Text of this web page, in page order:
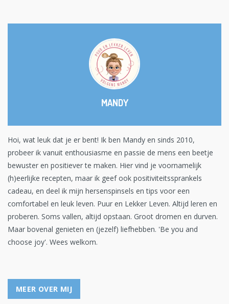
MANDY
Hoi, wat leuk dat je er bent! Ik ben Mandy en sinds 2010,
probeer ik vanuit enthousiasme en passie de mens een beetje
bewuster en positiever te maken. Hier vind je voornamelijk
(h)eerlijke recepten, maar ik geef ook positiviteitssprankels
cadeau, en deel ik mijn hersenspinsels en tips voor een
comfortabel en leuk leven. Puur en Lekker Leven. Altijd leren en
proberen. Soms vallen, altijd opstaan. Groot dromen en durven.
Maar bovenal genieten en (jezelf) liefhebben. 'Be you and
choose joy'. Wees welkom.
MEER OVER MIJ